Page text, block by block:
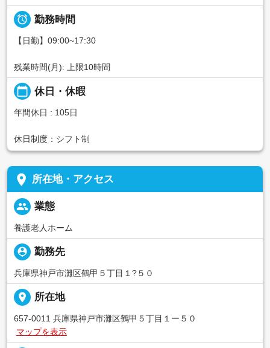
 勤務時間
【日勤】09:00~17:30
残業時間(月): 上限10時間
calendar_today 休日・休暇
年間休日 : 105日
休日制度：シフト制
place 所在地・アクセス
people 業態
養護老人ホーム
person_pin 勤務先
兵庫県神戸市灘区鶴甲５丁目１?５０
place 所在地
657-0011 兵庫県神戸市灘区鶴甲５丁目１ー５０
マップを表示